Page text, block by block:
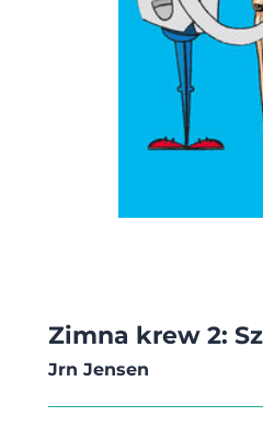
Zimna krew 2:
Jrn Jensen